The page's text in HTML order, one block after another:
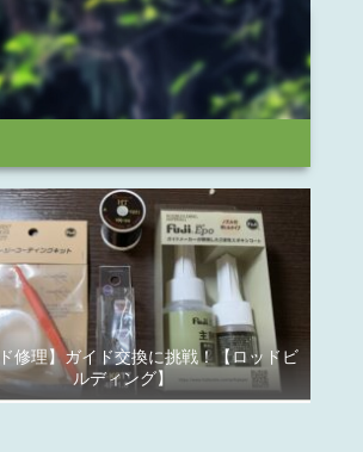
修理】ガイド交換に挑戦！【ロッドビ
ルディング】